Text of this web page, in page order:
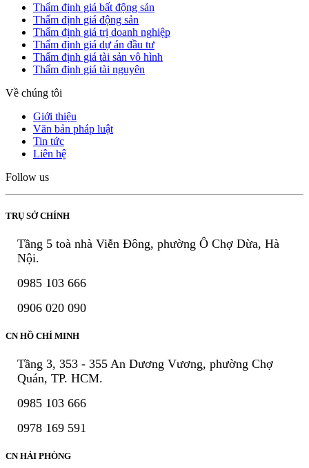
Thẩm định giá bất động sản
Thẩm định giá động sản
Thẩm định giá trị doanh nghiệp
Thẩm định giá dự án đầu tư
Thẩm định giá tài sản vô hình
Thẩm định giá tài nguyên
Về chúng tôi
Giới thiệu
Văn bản pháp luật
Tin tức
Liên hệ
Follow us
TRỤ SỞ CHÍNH
Tầng 5 toà nhà Viễn Đông, phường Ô Chợ Dừa, Hà
Nội.
0985 103 666
0906 020 090
CN HỒ CHÍ MINH
Tầng 3, 353 - 355 An Dương Vương, phường Chợ
Quán, TP. HCM.
0985 103 666
0978 169 591
CN HẢI PHÒNG